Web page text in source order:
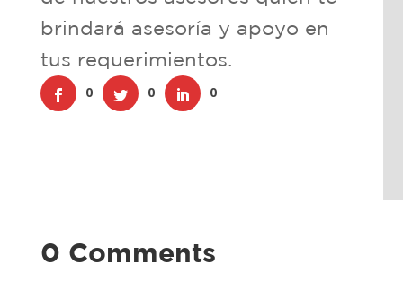
brindará asesoría y apoyo en
tus requerimientos.
0 0 0
0 Comments